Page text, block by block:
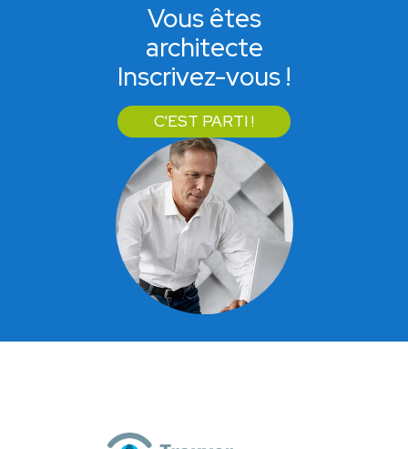
Vous êtes
architecte
Inscrivez-vous !
C'EST PARTI !